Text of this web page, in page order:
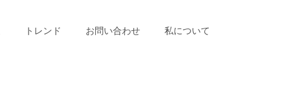
トレンド お問い合わせ 私について